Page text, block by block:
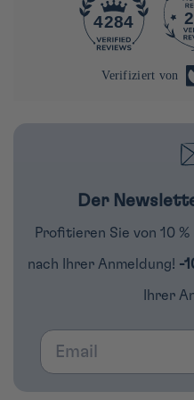
4284
Verifiziert von
Der
Profitieren Sie von 10
nach Ihrer Anmeldung! -
Ihrer
Email